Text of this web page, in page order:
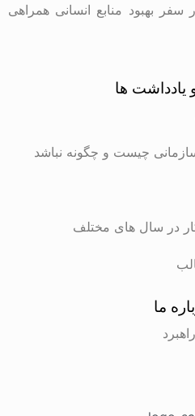
بهبود منابع انسانی همراهی
ها
چیست و چگونه نباشد
در سال های مختلف
ما